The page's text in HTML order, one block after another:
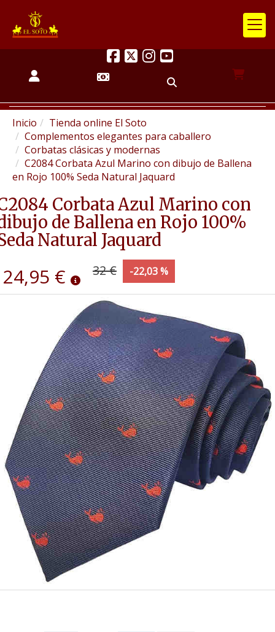
Inicio
Tienda online El Soto
Complementos elegantes para caballero
Corbatas clásicas y modernas
C2084 Corbata Azul Marino con dibujo de Ballena
en Rojo 100% Seda Natural Jaquard
Corbata Azul Marino con
de Ballena en Rojo 100%
Natural Jaquard
24,95 € 32 € -22,03 %